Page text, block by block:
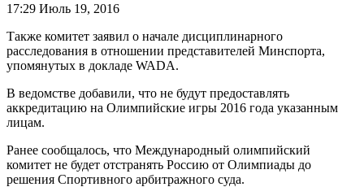
17:29 Июль 19, 2016
Также комитет заявил о начале дисциплинарного
расследования в отношении представителей Минспорта,
упомянутых в докладе WADA.
В ведомстве добавили, что не будут предоставлять
аккредитацию на Олимпийские игры 2016 года указанным
лицам.
Ранее сообщалось, что Международный олимпийский
комитет не будет отстранять Россию от Олимпиады до
решения Спортивного арбитражного суда.